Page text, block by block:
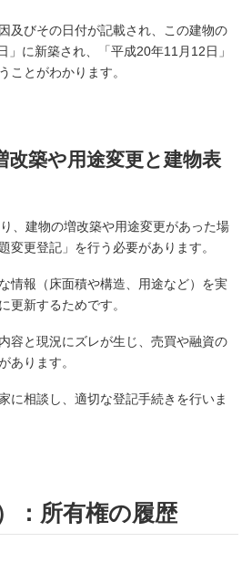
及びその日付が記載され、この建物の
」に新築され、「平成20年11月12日」
ことがわかります。
改築や用途変更と建物表
、建物の増改築や用途変更があった場
変更登記」を行う必要があります。
情報（床面積や構造、用途など）を実
更新するためです。
容と現況にズレが生じ、売買や融資の
あります。
に相談し、適切な登記手続きを行いま
：所有権の履歴